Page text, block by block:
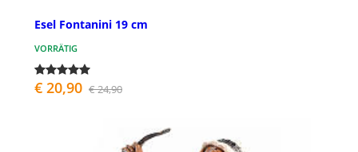
Esel Fontanini 19 cm
VORRÄTIG
€ 20,90 € 24,90